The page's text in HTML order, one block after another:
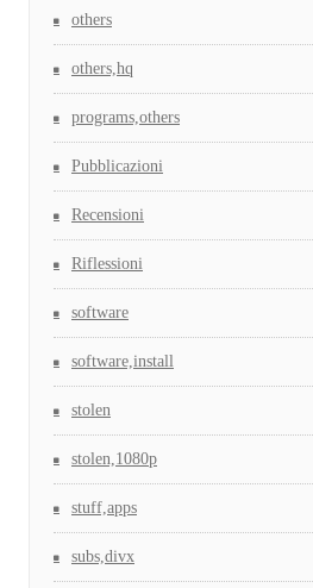
others
others,hq
programs,others
Pubblicazioni
Recensioni
Riflessioni
software
software,install
stolen
stolen,1080p
stuff,apps
subs,divx